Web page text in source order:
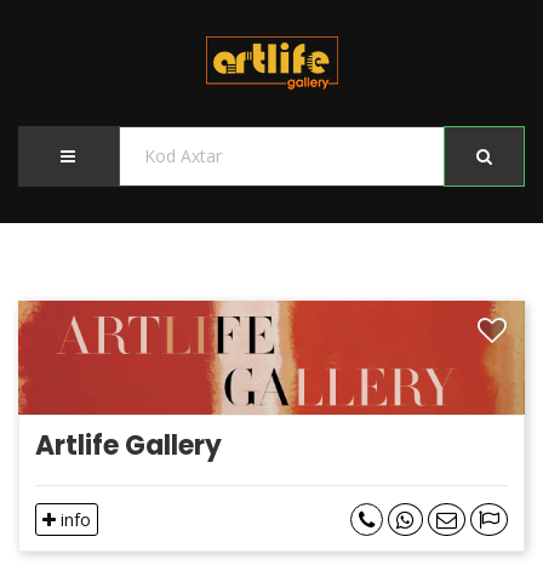
Artlife Gallery
info